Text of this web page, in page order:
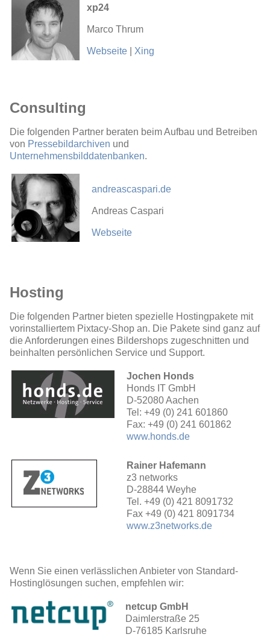
xp24
Marco Thrum
Webseite Xing
Consulting
Die folgenden Partner beraten beim Aufbau und Betreiben
von Pressebildarchiven und
Unternehmensbilddatenbanken.
andreascaspari.de
Andreas Caspari
Webseite
Hosting
Die folgenden Partner bieten spezielle Hostingpakete mit
vorinstalliertem Pixtacy-Shop an. Die Pakete sind ganz auf
die Anforderungen eines Bildershops zugeschnitten und
beinhalten persönlichen Service und Support.
Jochen Honds
Honds IT GmbH
D-52080 Aachen
Tel: +49 (0) 241 601860
Fax: +49 (0) 241 601862
www.honds.de
Rainer Hafemann
z3 networks
D-28844 Weyhe
Tel. +49 (0) 421 8091732
Fax +49 (0) 421 8091734
www.z3networks.de
Wenn Sie einen verlässlichen Anbieter von Standard-
Hostinglösungen suchen, empfehlen wir:
netcup GmbH
Daimlerstraße 25
D-76185 Karlsruhe